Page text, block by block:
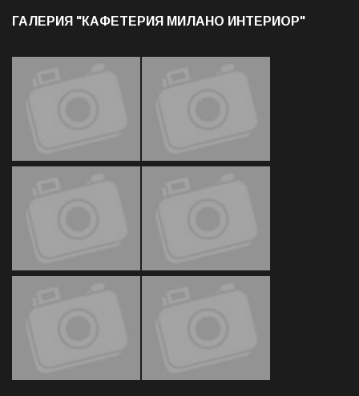
ГАЛЕРИЯ "КАФЕТЕРИЯ МИЛАНО ИНТЕРИОР"